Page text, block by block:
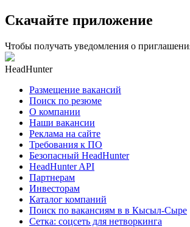
Скачайте приложение
Чтобы получать уведомления о
HeadHunter
Размещение вакансий
Поиск по резюме
О компании
Наши вакансии
Реклама на сайте
Требования к ПО
Безопасный HeadHunter
HeadHunter API
Партнерам
Инвесторам
Каталог компаний
Поиск по вакансиям в в Кысыл-Сыре
Сетка: соцсеть для нетворкинга